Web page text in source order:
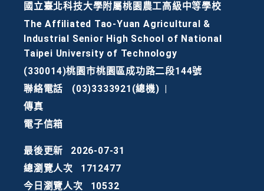
國立臺北科技大學附屬桃園農工高級中等學校
The Affiliated Tao-Yuan Agricultural &
Industrial Senior High School of National
Taipei University of Technology
(330014)桃園市桃園區成功路二段144號
聯絡電話
(03)3333921(總機)
傳真
電子信箱
最後更新
2026-07-31
總瀏覽人次
1712477
今日瀏覽人次
10532